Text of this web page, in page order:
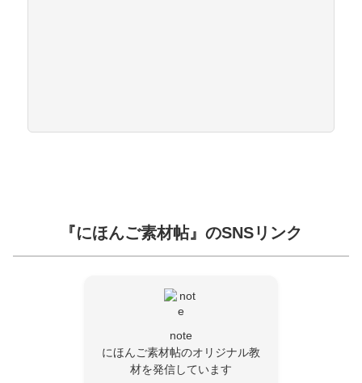
『にほんご素材帖』のSNSリンク
note
にほんご素材帖のオリジナル教
材を発信しています